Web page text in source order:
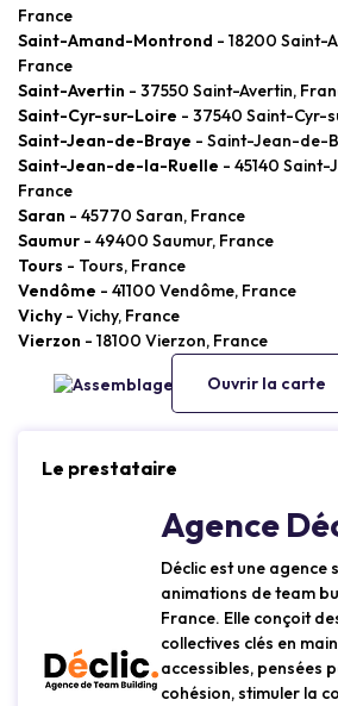
France
Saint-Amand-Montrond - 18200 Saint-
France
Saint-Avertin - 37550 Saint-Avertin,
Saint-Cyr-sur-Loire - 37540 Saint-Cyr-
Saint-Jean-de-Braye - Saint-Jean-de-
Saint-Jean-de-la-Ruelle - 45140
France
Saran - 45770 Saran, France
Saumur - 49400 Saumur, France
Tours - Tours, France
Vendôme - 41100 Vendôme, France
Vichy - Vichy, France
Vierzon - 18100 Vierzon, France
Ouvrir la carte
Le prestataire
Agence
Déclic est une agence
animations de team
France. Elle conçoit
collectives clés en
accessibles, pensées
cohésion, stimuler la